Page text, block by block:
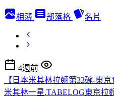
相簿 部落格 名片
4週前
【日本米其林拉麵第33碗-東
米其林一星.TABELOG東京拉